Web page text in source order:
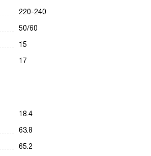
220-240
50/60
15
17
18.4
63.8
65.2